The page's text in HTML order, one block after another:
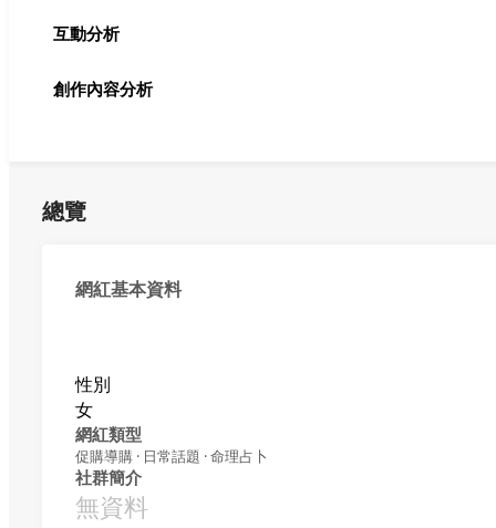
互動分析
創作內容分析
總覽
網紅基本資料
性別
女
網紅類型
促購導購 · 日常話題 · 命理占卜
社群簡介
無資料